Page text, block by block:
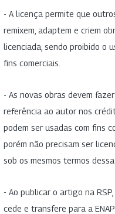
- A licença permite que
remixem, adaptem e criem
licenciada, sendo proibido o
fins comerciais.
- As novas obras devem fazer
referência ao autor nos
podem ser usadas com fins
porém não precisam ser
sob os mesmos termos
- Ao publicar o artigo na
cede e transfere para a